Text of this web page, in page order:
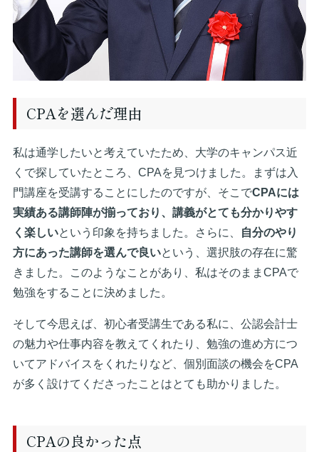
CPAを選んだ理由
私は通学したいと考えていたため、大学のキャンパス近
くで探していたところ、CPAを見つけました。まずは入
門講座を受講することにしたのですが、そこでCPAには
実績ある講師陣が揃っており、講義がとても分かりやす
く楽しいという印象を持ちました。さらに、
自分のやり
方にあった講師を選んで良いという、選択肢の存在に驚
きました。このようなことがあり、私はそのままCPAで
勉強をすることに決めました。
そして今思えば、初心者受講生である私に、公認会計士
の魅力や仕事内容を教えてくれたり、勉強の進め方につ
いてアドバイスをくれたりなど、個別面談の機会をCPA
が多く設けてくださったことはとても助かりました。
CPAの良かった点